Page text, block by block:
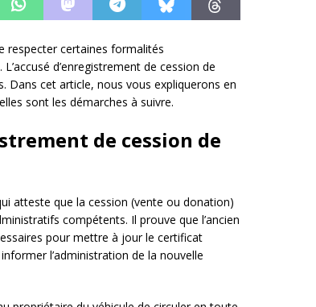
respecter certaines formalités
d’enregistrement de cession de
Dans cet article, nous vous expliquerons en
sont les démarches à suivre.
de cession de
atteste que la cession (vente ou donation)
compétents. Il prouve que l’ancien
pour mettre à jour le certificat
l’administration de la nouvelle